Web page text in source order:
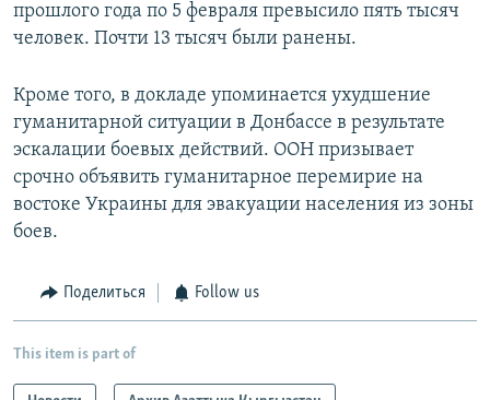
прошлого года по 5 февраля превысило пять тысяч
человек. Почти 13 тысяч были ранены.
Кроме того, в докладе упоминается ухудшение
гуманитарной ситуации в Донбассе в результате
эскалации боевых действий. ООН призывает
срочно объявить гуманитарное перемирие на
востоке Украины для эвакуации населения из зоны
боев.
Поделиться Follow us
This item is part of